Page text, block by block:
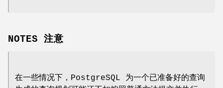
NOTES 注意
在一些情况下，PostgreSQL 为一个已准备好的查询